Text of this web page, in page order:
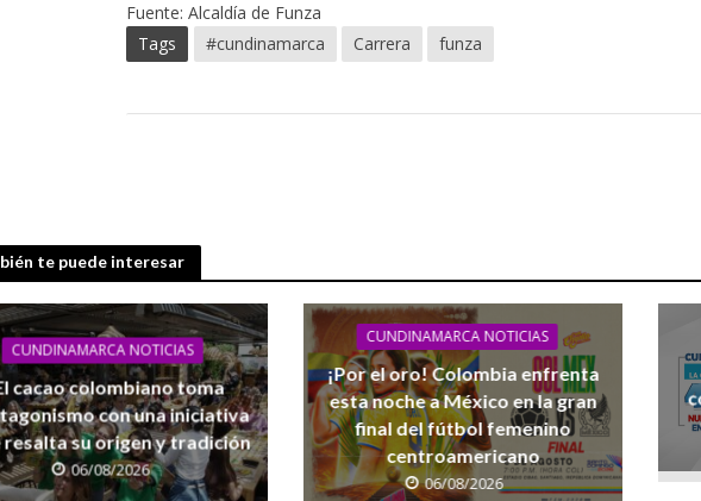
una nueva edición con la mirada puesta en la competitividad del sector cuero y calzado
Fuente: Alcaldía de Funza
Tags
#cundinamarca Carrera funza
te puede interesar
CUNDINAMARCA NOTICIAS
cacao colombiano toma
con una iniciativa
resalta su origen y tradición
06/08/2026
CUNDINAMARCA NOTICIAS
¡Por el oro! Colombia enfrenta
esta noche a México en la gran
final del fútbol femenino
centroamericano
06/08/2026